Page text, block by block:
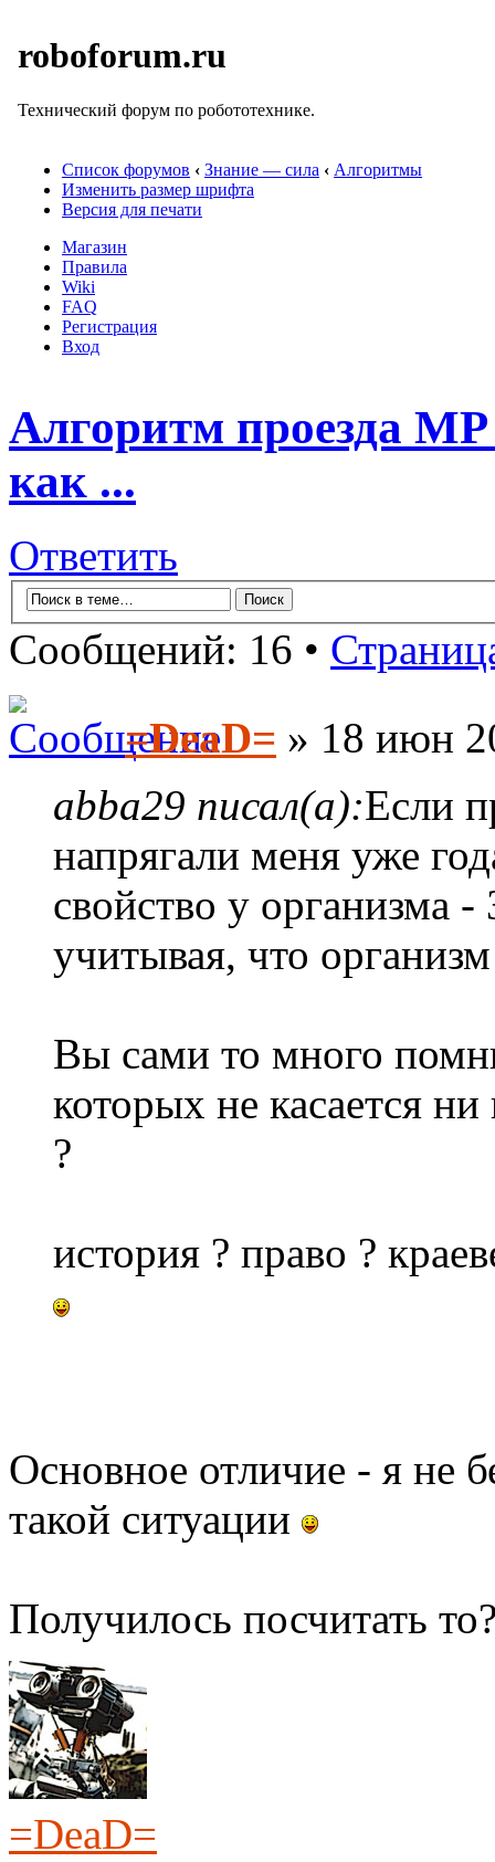
roboforum.ru
Технический форум по робототехнике.
Список форумов ‹ Знание — сила ‹ Алгоритмы
Изменить размер шрифта
Версия для печати
Магазин
Правила
Wiki
FAQ
Регистрация
Вход
Алгоритм проезда
как ...
Ответить
Сообщений: 16 •
=DeaD= » 18 июн
abba29 писал(а):Если
напрягали меня уже
свойство у
учитывая, что
Вы сами то много
которых не касается
?
история ? право ?
Основное отличие - я не
такой ситуации
Получилось посчитать
=DeaD=